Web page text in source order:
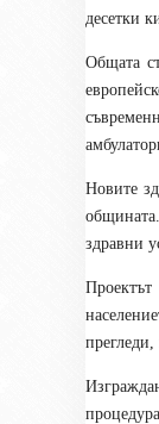
десетки
Общата
Новите
здравни